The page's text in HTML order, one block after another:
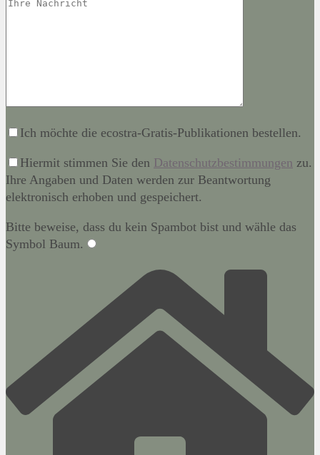
Ich möchte die ecostra-Gratis-Publikationen bestellen.
Hiermit stimmen Sie den Datenschutzbestimmungen zu.
Ihre Angaben und Daten werden zur Beantwortung
elektronisch erhoben und gespeichert.
Bitte beweise, dass du kein Spambot bist und wähle das
Symbol Baum.